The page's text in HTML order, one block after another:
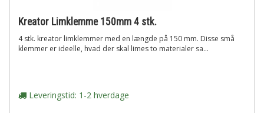
Kreator Limklemme 150mm 4 stk.
4 stk. kreator limklemmer med en længde på 150 mm. Disse små
klemmer er ideelle, hvad der skal limes to materialer sa...
Leveringstid: 1-2 hverdage